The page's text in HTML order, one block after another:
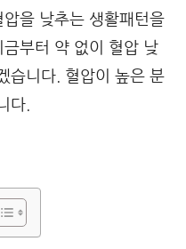
을 낮추는 생활패턴을
부터 약 없이 혈압 낮
습니다. 혈압이 높은 분
다.